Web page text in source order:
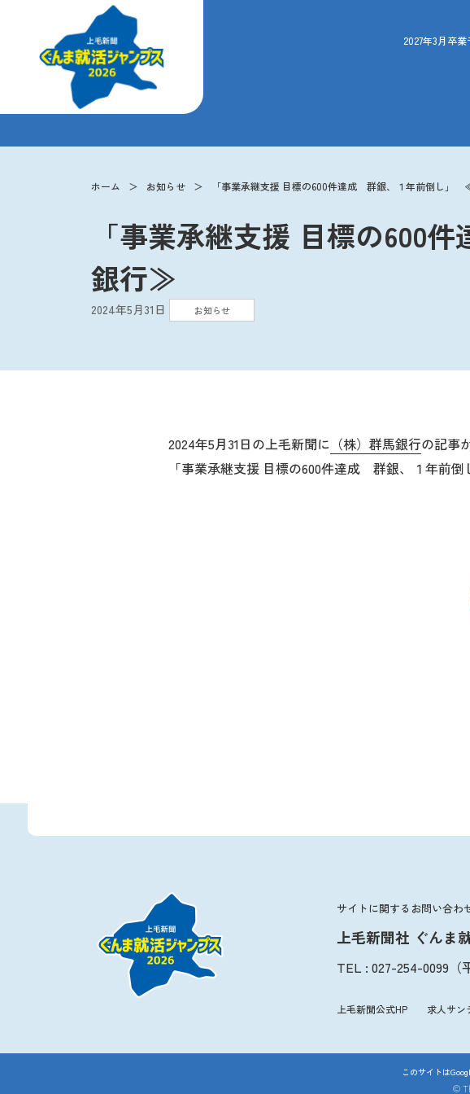
2027年3月卒
ホーム お知らせ 「事業承継支援 目標の600件達成 群銀、１年前倒し」
「事業承継支援 目標の
銀行≫
2024年5月31日 お知らせ
2024年5月31日の上毛新聞に （株）群馬銀行の記事
「事業承継支援 目標の600件達成 群銀、１年前
サイトに関するお問い合わ
上毛新聞社 ぐんま
TEL :027-254-0099
上毛新聞公式HP 求人サン
このサイトは
©